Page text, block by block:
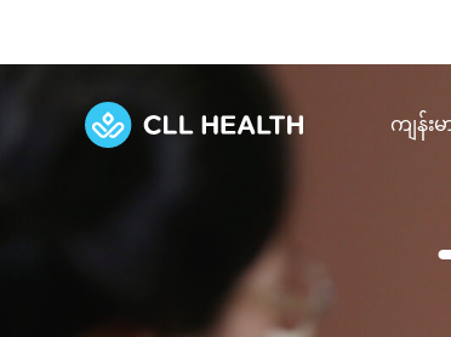
ကျန်း
View all health articles
Emergencies
About us
Discover our commitment to
Explore Services
Comprehensive care for your
Our Facilities
Comprehensive care for your